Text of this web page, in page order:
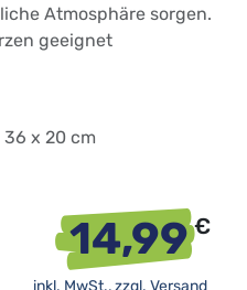
Atmosphäre sorgen.
geeignet
36 x 20 cm
14,99€